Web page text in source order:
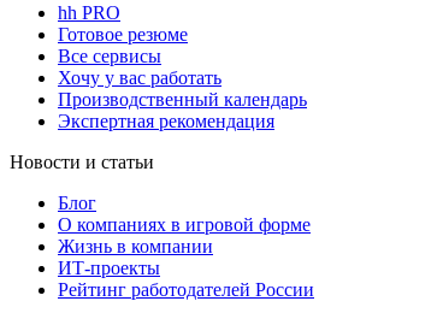
hh PRO
Готовое резюме
Все сервисы
Хочу у вас работать
Производственный календарь
Экспертная рекомендация
Новости и статьи
Блог
О компаниях в игровой форме
Жизнь в компании
ИТ-проекты
Рейтинг работодателей России